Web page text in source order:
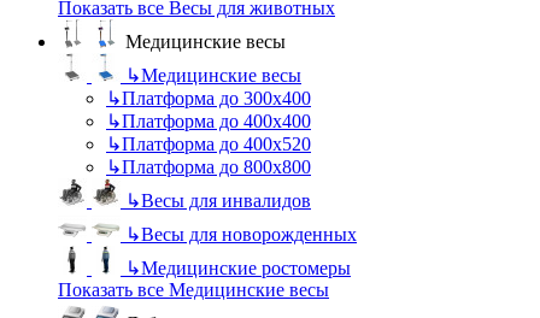
Показать все Весы для животных
Медицинские весы
↳Медицинские весы
↳Платформа до 300х400
↳Платформа до 400х400
↳Платформа до 400х520
↳Платформа до 800х800
↳Весы для инвалидов
↳Весы для новорожденных
↳Медицинские ростомеры
Показать все Медицинские весы